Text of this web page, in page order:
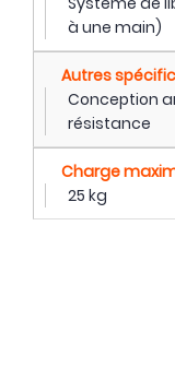
à une main)
Autres
Conception
résistance
Charge
25 kg